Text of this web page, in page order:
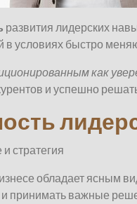
развития лидерских
в условиях быстро
как
и успешно
стратегия
обладает ясным
принимать важные